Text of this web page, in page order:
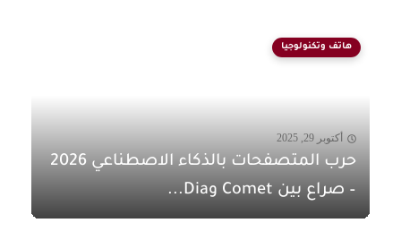
هاتف وتكنولوجيا
أكتوبر 29, 2025
حرب المتصفحات بالذكاء الاصطناعي 2026
– صراع بين Comet وDia...